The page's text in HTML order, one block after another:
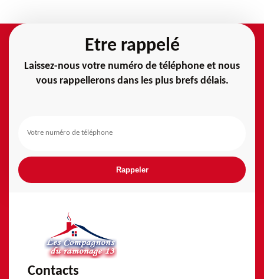
Etre rappelé
Laissez-nous votre numéro de téléphone et nous
vous rappellerons dans les plus brefs délais.
Contacts